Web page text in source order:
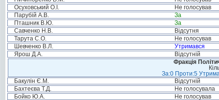
Осуховський О.І.
Не голосував
Парубій А.В.
За
Пташник В.Ю.
За
Савченко Н.В.
Відсутня
Тарута С.О.
Не голосував
Шевченко В.Л.
Утримався
Ярош Д.А.
Відсутній
Фракція
За:0 Проти:5
Бакулін Є.М.
Відсутній
Бахтеєва Т.Д.
Не голосувала
Бойко Ю.А.
Не голосував